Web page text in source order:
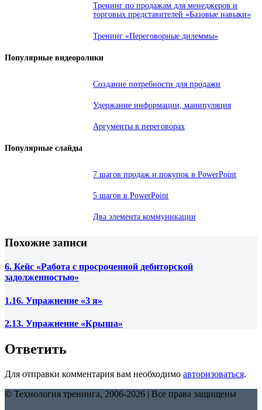
Тренинг по продажам для менеджеров и
торговых представителей «Базовые навыки»
Тренинг «Переговорные дилеммы»
Популярные видеоролики
Создание потребности для продажи
Удержание информации, манипуляция
Аргументы в переговорах
Популярные слайды
7 шагов продаж и покупок в PowerPoint
5 шагов в PowerPoint
Два элемента коммуникации
Похожие записи
6. Кейс «Работа с просроченной дебиторской
задолженностью»
1.16. Упражнение «3 я»
2.13. Упражнение «Крыша»
Ответить
Для отправки комментария вам необходимо авторизоваться.
© Технология тренинга, 2006-2026 | Все права защищены